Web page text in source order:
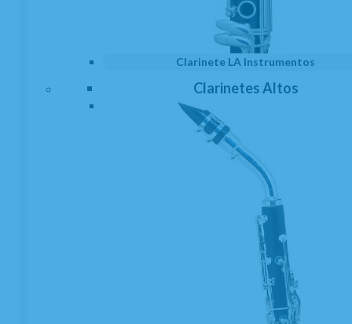
Clarinete LA Instrumentos
Clarinetes Altos
Boquilleros
Cañas